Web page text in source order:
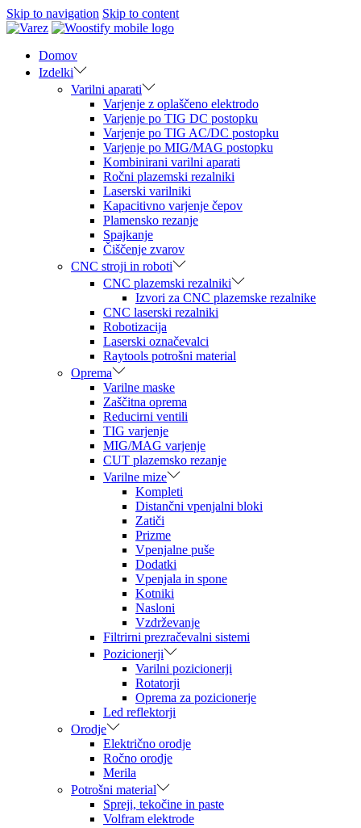
Skip to navigation Skip to content
Domov
Izdelki
Varilni aparati
Varjenje z oplaščeno elektrodo
Varjenje po TIG DC postopku
Varjenje po TIG AC/DC postopku
Varjenje po MIG/MAG postopku
Kombinirani varilni aparati
Ročni plazemski rezalniki
Laserski varilniki
Kapacitivno varjenje čepov
Plamensko rezanje
Spajkanje
Čiščenje zvarov
CNC stroji in roboti
CNC plazemski rezalniki
Izvori za CNC plazemske rezalnike
CNC laserski rezalniki
Robotizacija
Laserski označevalci
Raytools potrošni material
Oprema
Varilne maske
Zaščitna oprema
Reducirni ventili
TIG varjenje
MIG/MAG varjenje
CUT plazemsko rezanje
Varilne mize
Kompleti
Distančni vpenjalni bloki
Zatiči
Prizme
Vpenjalne puše
Dodatki
Vpenjala in spone
Kotniki
Nasloni
Vzdrževanje
Filtrirni prezračevalni sistemi
Pozicionerji
Varilni pozicionerji
Rotatorji
Oprema za pozicionerje
Led reflektorji
Orodje
Električno orodje
Ročno orodje
Merila
Potrošni material
Spreji, tekočine in paste
Volfram elektrode